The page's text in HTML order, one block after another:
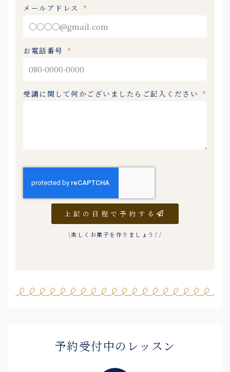
メールアドレス
お電話番号
受講に関して何かございましたらご記入ください
上記の日程で予約する
\楽しくお菓子を作りましょう !/
予約受付中のレッスン